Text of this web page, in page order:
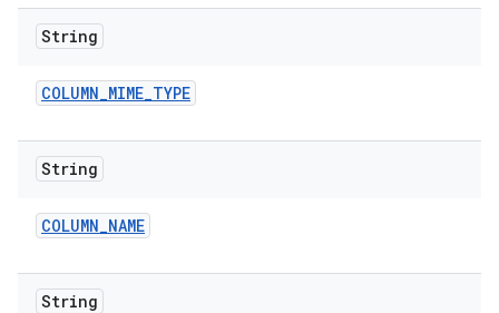
String
COLUMN_MIME_TYPE
String
COLUMN_NAME
String